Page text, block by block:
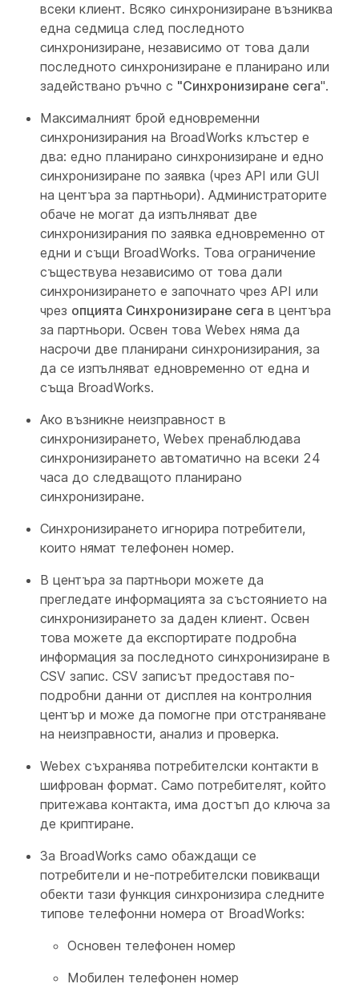
всеки клиент. Всяко синхронизиране възниква
една седмица след последното
синхронизиране, независимо от това дали
последното синхронизиране е планирано или
задействано ръчно с "Синхронизиране сега".
Максималният брой едновременни
синхронизирания на BroadWorks клъстер е
два: едно планирано синхронизиране и едно
синхронизиране по заявка (чрез API или GUI
на центъра за партньори). Администраторите
обаче не могат да изпълняват две
синхронизирания по заявка едновременно от
едни и същи BroadWorks. Това ограничение
съществува независимо от това дали
синхронизирането е започнато чрез API или
чрез опцията Синхронизиране сега в центъра
за партньори. Освен това Webex няма да
насрочи две планирани синхронизирания, за
да се изпълняват едновременно от една и
съща BroadWorks.
Ако възникне неизправност в
синхронизирането, Webex пренаблюдава
синхронизирането автоматично на всеки 24
часа до следващото планирано
синхронизиране.
Синхронизирането игнорира потребители,
които нямат телефонен номер.
В центъра за партньори можете да
прегледате информацията за състоянието на
синхронизирането за даден клиент. Освен
това можете да експортирате подробна
информация за последното синхронизиране в
CSV запис. CSV записът предоставя по-
подробни данни от дисплея на контролния
център и може да помогне при отстраняване
на неизправности, анализ и проверка.
Webex съхранява потребителски контакти в
шифрован формат. Само потребителят, който
притежава контакта, има достъп до ключа за
де криптиране.
За BroadWorks само обаждащи се
потребители и не-потребителски повикващи
обекти тази функция синхронизира следните
типове телефонни номера от BroadWorks:
Основен телефонен номер
Мобилен телефонен номер